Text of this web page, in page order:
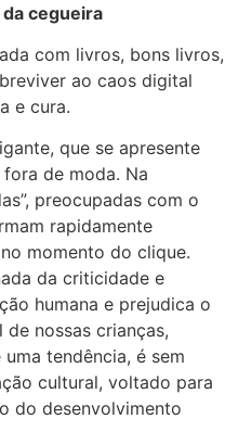
cegueira
com livros, bons livros,
ao caos digital
e cura.
que se apresente
de moda. Na
preocupadas com o
rapidamente
momento do clique.
da criticidade e
humana e prejudica o
nossas crianças,
tendência, é sem
cultural, voltado para
do desenvolvimento